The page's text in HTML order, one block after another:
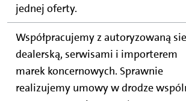
jednej oferty.
Współpracujemy z autoryzowaną
dealerską, serwisami i importerem
marek koncernowych. Sprawnie
realizujemy umowy w drodze